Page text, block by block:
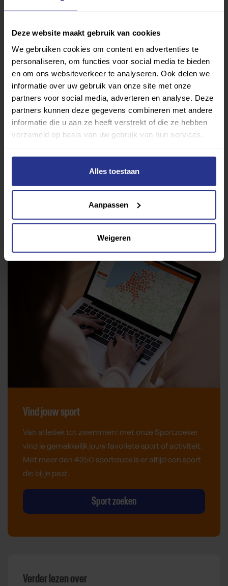
Deze website maakt gebruik van cookies
We gebruiken cookies om content en advertenties te
personaliseren, om functies voor social media te bieden
en om ons websiteverkeer te analyseren. Ook delen we
informatie over uw gebruik van onze site met onze
partners voor social media, adverteren en analyse. Deze
partners kunnen deze gegevens combineren met andere
informatie die u aan ze heeft verstrekt of die ze hebben
verzameld op basis van uw gebruik van hun services.
Alles toestaan
Aanpassen
Weigeren
om efficiëntere bewegingen te maken. Zo leer je met
bereiken. En heb jij wel een lichtgewicht rolstoel? Of
randen die je meer grip geven? Echt, kleine
aanpassingen kunnen zo’n verschil maken!
Wil je meer weten over de mogelijkheden? Kijk dan op de
pagina oversporten en bewegen met een lichamelijk
beperkingvoor alle informatie en een aanbieder bij jou in
de buurt.
Vind jouw sport
Van atletiek tot zwemmen: met onze Sportzoeker
vind je gemakkelijk jouw favoriete sport of activiteit.
Met meer dan 4250 sportclubs is er altijd een sport
die bij je past.
Sport zoeken
Verder lezen over